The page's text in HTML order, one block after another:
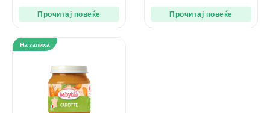
Прочитај повеќе Прочитај повеќе
На залиха